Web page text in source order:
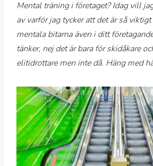
Mental träning i företaget? Idag vill
av varför jag tycker att det är så
mentala bitarna även i ditt
tänker, nej det är bara för skidåkare
elitidrottare men inte då. Häng med